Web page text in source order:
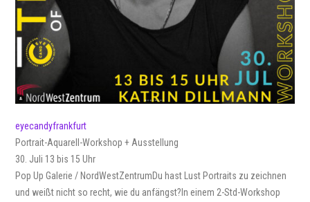
eyecandyfrankfurt
Portrait-Aquarell-Workshop + Ausstellung
30. Juli 13 bis 15 Uhr
Pop Up Galerie / NordWestZentrumDu hast Lust Portraits zu zeichnen
und weißt nicht so recht, wie du anfängst?In einem 2-Std-Workshop